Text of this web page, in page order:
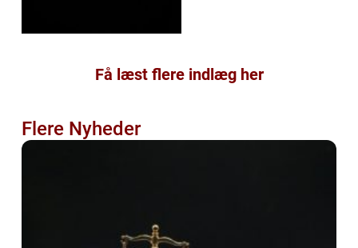
Få læst flere indlæg her
Flere Nyheder